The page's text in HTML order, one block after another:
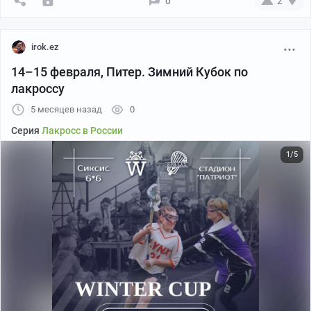
09:00 — Бульдог Ледис юниор — Снежные Койоты
10:00 — Бульдог Ледис — Северные Шакалы
Южная Лига Лакросса снова собирает команды на
14 февраля в Краснодарепройдут очередные
сборы Лиги. Это событие и для действующих игроков,
и для новичков, кто хочет стать частью нового
развивающегося вида спорта.
Принимаются заявки от всех желающих,
организаторы предоставят на время сборов
irok.ez
14–15 февраля, Питер. Зимний Кубок по
лакроссу
5 месяцев назад 0
Серия Лакросс в России
1/5